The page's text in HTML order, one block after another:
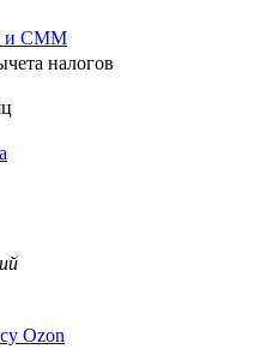
и СММ
налогов
Ozon